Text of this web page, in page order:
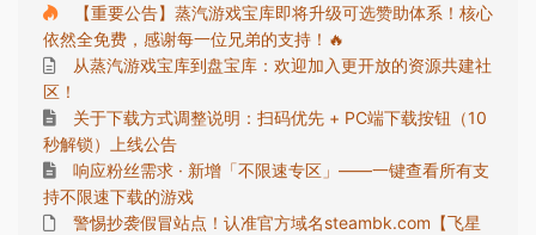
【重要公告】蒸汽游戏宝库即将升级可选赞助体系！核心
依然全免费，感谢每一位兄弟的支持！🔥
从蒸汽游戏宝库到盘宝库：欢迎加入更开放的资源共建社
区！
关于下载方式调整说明：扫码优先 + PC端下载按钮（10
秒解锁）上线公告
响应粉丝需求 · 新增「不限速专区」——一键查看所有支
持不限速下载的游戏
警惕抄袭假冒站点！认准官方域名steambk.com【飞星